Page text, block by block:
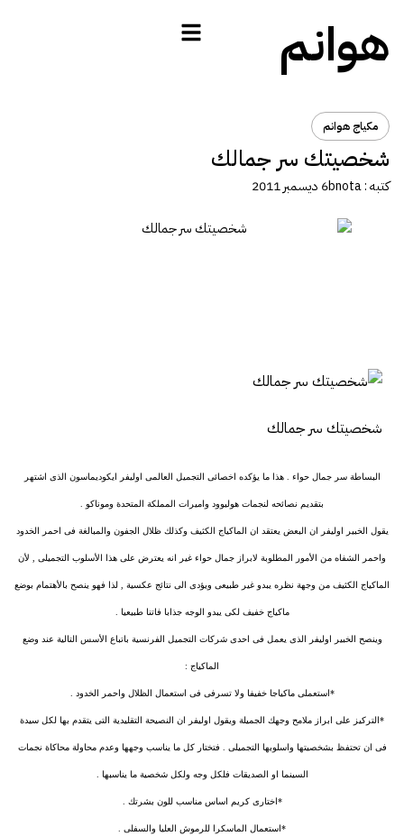
هوانم
مكياج هوانم
شخصيتك سر جمالك
كتبه :bnota6 ديسمبر 2011
شخصيتك سر جمالك
البساطة سر جمال حواء . هذا ما يؤكده اخصائى التجميل العالمى اوليفر ايكوديماسون الذى اشتهر
بتقديم نصائحه لنجمات هوليوود واميرات المملكة المتحدة وموناكو .
يقول الخبير اوليفر ان البعض يعتقد ان الماكياج الكثيف وكذلك ظلال الجفون والمبالغة فى احمر الخدود
واحمر الشفاه من الأمور المطلوبة لابراز جمال حواء غير انه يعترض على هذا الأسلوب التجميلى , لأن
الماكياج الكثيف من وجهة نظره يبدو غير طبيعى ويؤدى الى نتائج عكسية , لذا فهو ينصح بالأهتمام بوضع
ماكياج خفيف لكى يبدو الوجه جذابا فاتنا طبيعيا .
وينصح الخبير اوليفر الذى يعمل فى احدى شركات التجميل الفرنسية باتباع الأسس التالية عند وضع
الماكياج :
*استعملى ماكياجا خفيفا ولا تسرفى فى استعمال الظلال واحمر الخدود .
*التركيز على ابراز ملامح وجهك الجميلة ويقول اوليفر ان النصيحة التقليدية التى يتقدم بها لكل سيدة
فى ان تحتفظ بشخصيتها واسلوبها التجميلى . فتختار كل ما يناسب وجهها وعدم محاولة محاكاة نجمات
السينما او الصديقات فلكل وجه ولكل شخصية ما يناسبها .
*اختارى كريم اساس مناسب للون بشرتك .
*استعمال الماسكرا للرموش العليا والسفلى .